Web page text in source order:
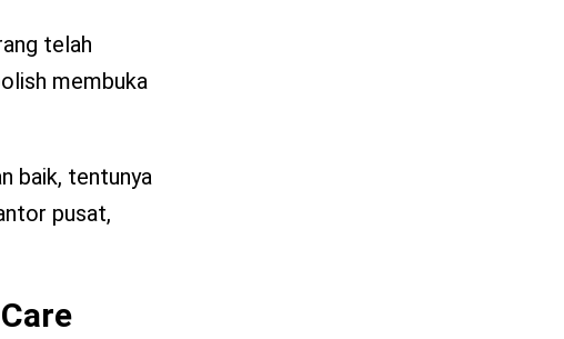
telah
membuka
baik, tentunya
pusat,